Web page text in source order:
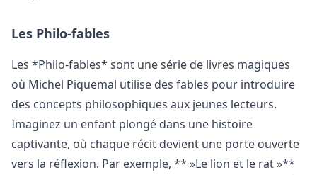
Les Philo-fables
Les *Philo-fables* sont une série de livres magiques
où Michel Piquemal utilise des fables pour introduire
des concepts philosophiques aux jeunes lecteurs.
Imaginez un enfant plongé dans une histoire
captivante, où chaque récit devient une porte ouverte
vers la réflexion. Par exemple, ** »Le lion et le rat »**